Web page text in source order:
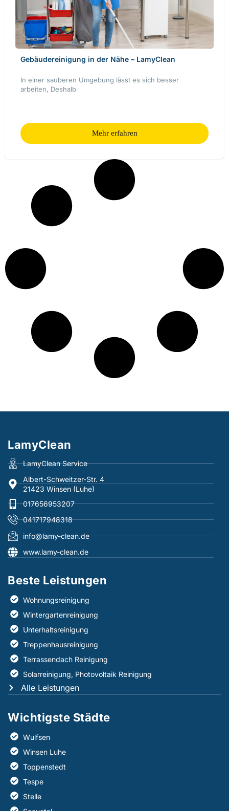
Gebäudereinigung in der Nähe – LamyClean
In einer sauberen Umgebung lässt es sich besser
arbeiten, Deshalb
Mehr erfahren
LamyClean
LamyClean Service
Albert-Schweitzer-Str. 4
21423 Winsen (Luhe)
017656953207
041717948318
info@lamy-clean.de
www.lamy-clean.de
Beste Leistungen​
Wohnungsreinigung
Wintergartenreinigung
Unterhaltsreinigung
Treppenhausreinigung
Terrassendach Reinigung
Solarreinigung, Photovoltaik Reinigung
Alle Leistungen
Wichtigste Städte
Wulfsen
Winsen Luhe
Toppenstedt
Tespe
Stelle